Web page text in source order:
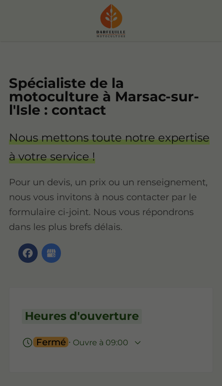
Spécialiste de la
motoculture à Marsac-sur-
l'Isle : contact
Nous mettons toute notre expertise
à votre service !
Pour un devis, un prix ou un renseignement,
nous vous invitons à nous contacter par le
formulaire ci-joint. Nous vous répondrons
dans les plus brefs délais.
Heures d'ouverture
Fermé ⋅ Ouvre à 09:00